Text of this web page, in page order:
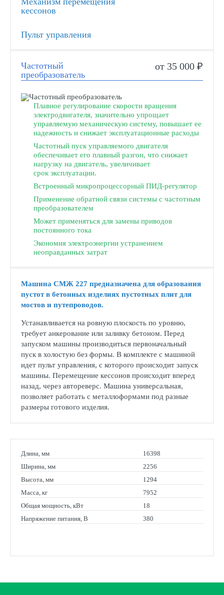
кессонов
Пульт управления
Частотный
преобразователь
от 35 000 ₽
Плавное регулирование скорости вращения
электродвигателя, значительно упрощает
управляемую механическую систему, повышает ее
надежность и снижает эксплуатационные расходы
Частотный пуск управляемого двигателя
обеспечивает его плавный разгон, что снижает
нагрузку на двигатель, увеличивает
срок эксплуатации.
Встроенный микропроцессорный ПИД-регулятор
Применение обратной связи системы с частотным
преобразователем
Может применяться для замены приводов
постоянного тока
Экономия электроэнергии устранением
неоправданных затрат
Машина СМЖ 227 предназначена для образования
пустот в бетонных изделиях пустотных плит для
мостов и путепроводов.
Устанавливается на ровную плоскость по уровню,
требует анкерование или заливку бетоном. Перед
запуском машины производиться первоначальный
пуск в холостую без формы. В комплекте с машиной
идет пульт управления, с которого происходит запуск
машины. Перемещение кессонов происходит вперед
назад, через автореверс. Машина универсальная,
позволяет работать с металлоформами под разные
размеры готового изделия.
Длина, мм
16398
Ширина, мм
2256
Высота, мм
1294
Масса, кг
7952
Общая мощность, кВт
18
Напряжение питания, В
380